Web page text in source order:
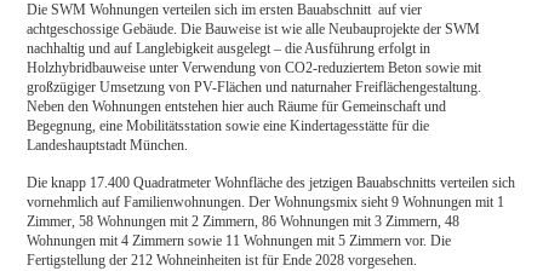
Die SWM Wohnungen verteilen sich im ersten Bauabschnitt auf vier
achtgeschossige Gebäude. Die Bauweise ist wie alle Neubauprojekte der SWM
nachhaltig und auf Langlebigkeit ausgelegt – die Ausführung erfolgt in
Holzhybridbauweise unter Verwendung von CO2-reduziertem Beton sowie mit
großzügiger Umsetzung von PV-Flächen und naturnaher Freiflächengestaltung.
Neben den Wohnungen entstehen hier auch Räume für Gemeinschaft und
Begegnung, eine Mobilitätsstation sowie eine Kindertagesstätte für die
Landeshauptstadt München.
Die knapp 17.400 Quadratmeter Wohnfläche des jetzigen Bauabschnitts verteilen sich
vornehmlich auf Familienwohnungen. Der Wohnungsmix sieht 9 Wohnungen mit 1
Zimmer, 58 Wohnungen mit 2 Zimmern, 86 Wohnungen mit 3 Zimmern, 48
Wohnungen mit 4 Zimmern sowie 11 Wohnungen mit 5 Zimmern vor. Die
Fertigstellung der 212 Wohneinheiten ist für Ende 2028 vorgesehen.